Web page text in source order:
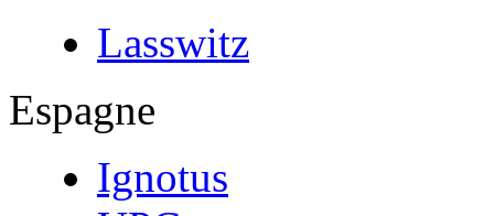
Lasswitz
Espagne
Ignotus